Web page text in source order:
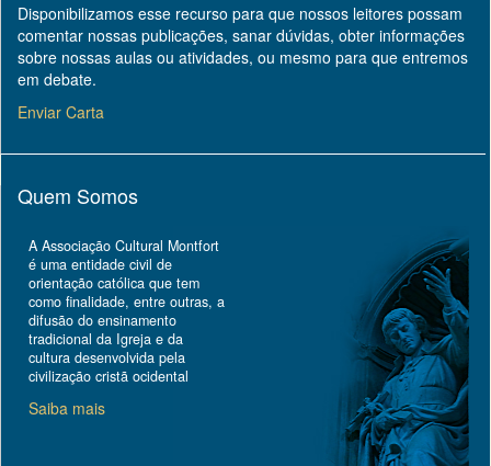
Disponibilizamos esse recurso para que nossos leitores possam
comentar nossas publicações, sanar dúvidas, obter informações
sobre nossas aulas ou atividades, ou mesmo para que entremos
em debate.
Enviar Carta
Quem Somos
A Associação Cultural Montfort
é uma entidade civil de
orientação católica que tem
como finalidade, entre outras, a
difusão do ensinamento
tradicional da Igreja e da
cultura desenvolvida pela
civilização cristã ocidental
Saiba mais